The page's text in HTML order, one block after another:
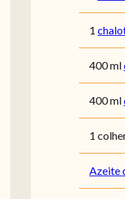
1
400ml
400ml
1
Azeite